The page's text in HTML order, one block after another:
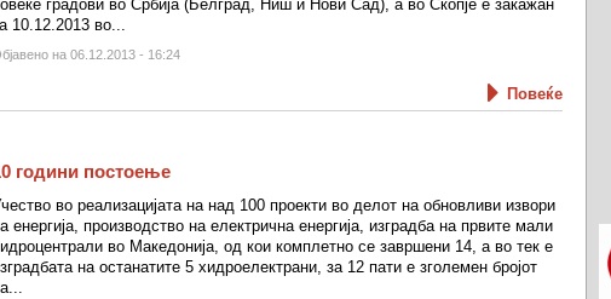
градови во Србија (Белград, Ниш и Нови Сад), а во Скопје е закажан
10.12.2013 во...
на 06.12.2013 - 16:24
Повеќе
години постоење
во реализацијата на над 100 проекти во делот на обновливи извори
енергија, производство на електрична енергија, изградба на првите мали
во Македонија, од кои комплетно се завршени 14, а во тек е
на останатите 5 хидроелектрани, за 12 пати е зголемен бројот